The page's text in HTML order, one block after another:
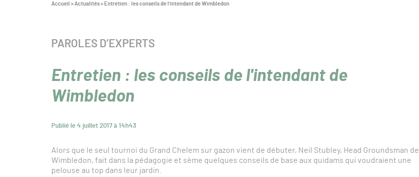
Vous
Accueil >Actualités> Entretien : les conseils de l'intendant de Wimbledon
Entretien : les conseils de l'intendant de
Wimbledon
Publié le 4 juillet 2017 à 14h43
CATÉGORIE :
PAROLES D’EXPERTS
Alors que le seul tournoi du Grand Chelem sur gazon vient de débuter, Neil Stubley, Head Groundsman de
Wimbledon, fait dans la pédagogie et sème quelques conseils de base aux quidams qui voudraient une
pelouse au top dans leur jardin.